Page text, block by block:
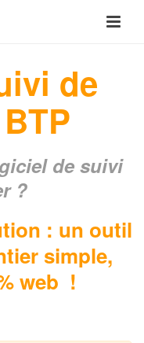
de
de suivi
?
: un outil
simple,
web !